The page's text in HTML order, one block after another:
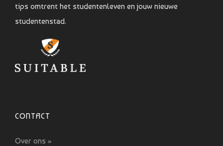
tips omtrent het studentenleven en jouw nieuwe
studentenstad.
CONTACT
Over ons »